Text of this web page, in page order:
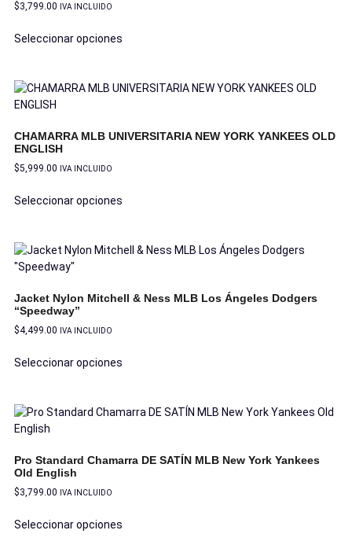
$3,799.00 IVA INCLUIDO
Seleccionar opciones
CHAMARRA MLB UNIVERSITARIA NEW YORK YANKEES OLD
ENGLISH
$5,999.00 IVA INCLUIDO
Seleccionar opciones
Jacket Nylon Mitchell & Ness MLB Los Ángeles Dodgers
“Speedway”
$4,499.00 IVA INCLUIDO
Seleccionar opciones
Pro Standard Chamarra DE SATÍN MLB New York Yankees
Old English
$3,799.00 IVA INCLUIDO
Seleccionar opciones